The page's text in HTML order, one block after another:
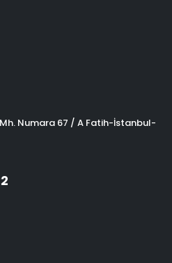
Numara 67 / A Fatih-İstanbul-